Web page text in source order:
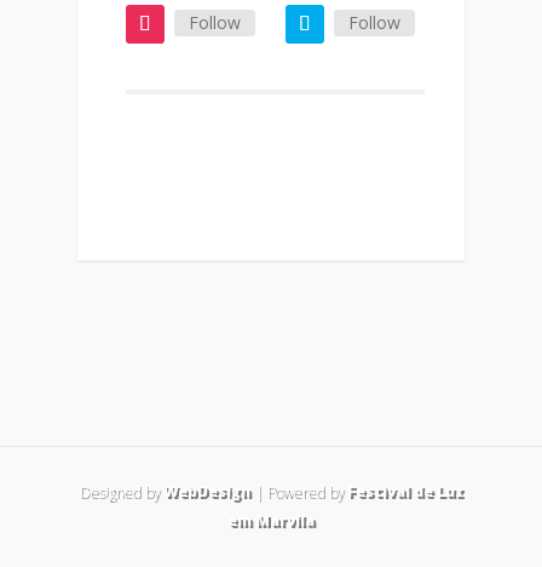
Follow Follow
Designed by WebDesign| Powered by Festival de Luz
em Marvila